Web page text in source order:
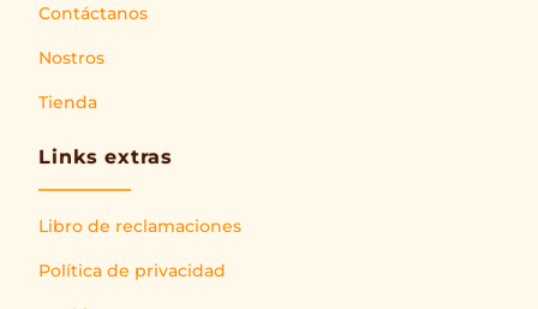
Contáctanos
Nostros
Tienda
Links extras
Libro de reclamaciones
Política de privacidad